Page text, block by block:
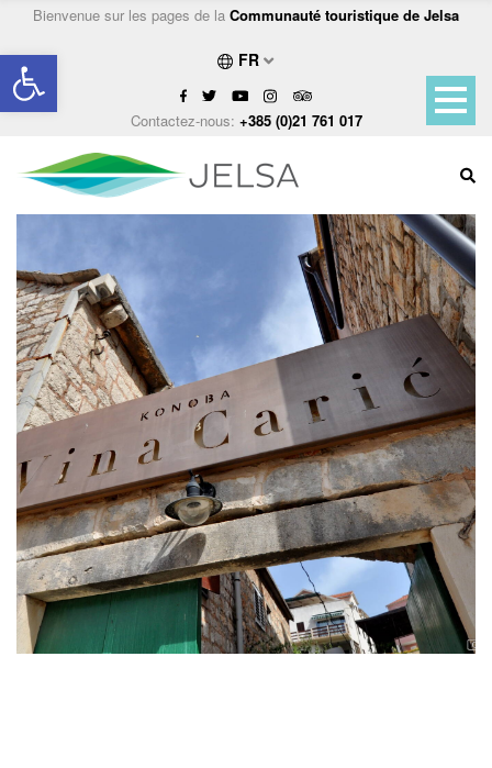
Ouvrir la barre d’outils
Bienvenue sur les pages de la Communauté touristique de Jelsa
FR
Contactez-nous: +385 (0)21 761 017